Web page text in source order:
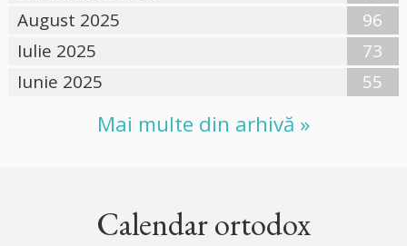
August 2025
96
Iulie 2025
73
Iunie 2025
55
Mai multe din arhivă »
Calendar ortodox